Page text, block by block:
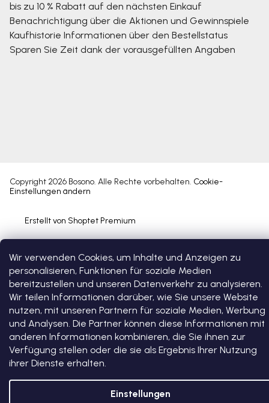
Wir verwenden Cookies, um Inhalte und Anzeigen zu
personalisieren, Funktionen für soziale Medien
bereitzustellen und unseren Datenverkehr zu analysieren.
Wir teilen Informationen darüber, wie Sie unsere Website
nutzen, mit unseren Partnern für soziale Medien, Werbung
und Analysen. Die Partner können diese Informationen mit
anderen Informationen kombinieren, die Sie ihnen zur
Verfügung stellen oder die sie als Ergebnis Ihrer Nutzung
ihrer Dienste erhalten.
Einstellungen
bis zu 10 % Rabatt auf den nächsten Einkauf
Benachrichtigung über die Aktionen und Gewinnspiele
Kaufhistorie Informationen über den Bestellstatus
Sparen Sie Zeit dank der vorausgefüllten Angaben
Erstellt von Shoptet Premium
Copyright 2026 Bosono. Alle Rechte vorbehalten. Cookie-
Einstellungen ändern